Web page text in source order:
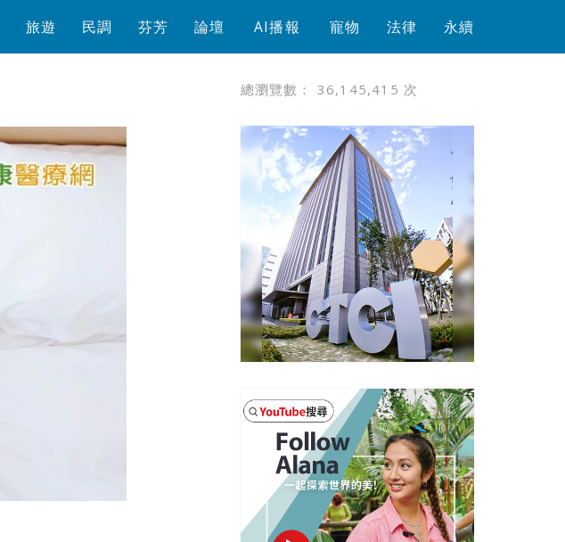
旅遊 民調 芬芳 論壇 AI播報 寵物 法律 永續
總瀏覽數： 36,145,415 次